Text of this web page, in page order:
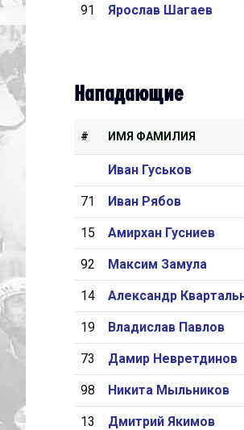
91 Ярослав Шагаев
Нападающие
# ИМЯ ФАМИЛИЯ
Иван Гуськов
71 Иван Рябов
15 Амирхан Гусниев
92 Максим Замула
14 Александр
19 Владислав Павлов
73 Дамир Невретдинов
98 Никита Мыльников
13 Дмитрий Якимов